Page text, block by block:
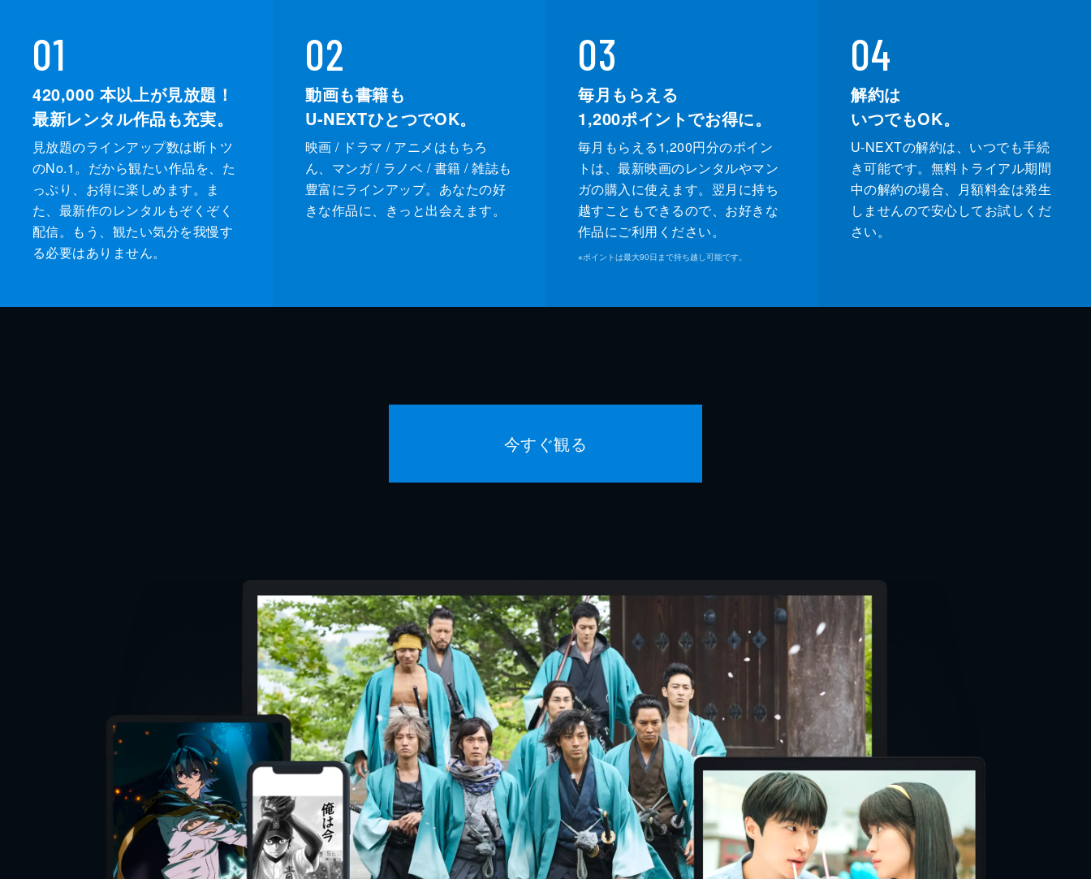
01
420,000 本以上が見放題！
最新レンタル作品も充実。
見放題のラインアップ数は断トツ
のNo.1。だから観たい作品を、た
っぷり、お得に楽しめます。ま
た、最新作のレンタルもぞくぞく
配信。もう、観たい気分を我慢す
る必要はありません。
02
動画も書籍も
U-NEXTひとつでOK。
映画 / ドラマ / アニメはもちろ
ん、マンガ / ラノベ / 書籍 / 雑誌も
豊富にラインアップ。あなたの好
きな作品に、きっと出会えます。
03
毎月もらえる
1,200ポイントでお得に。
毎月もらえる1,200円分のポイン
トは、最新映画のレンタルやマン
ガの購入に使えます。翌月に持ち
越すこともできるので、お好きな
作品にご利用ください。
※ポイントは最大90日まで持ち越し可能です。
04
解約は
いつでもOK。
U-NEXTの解約は、いつでも手続
き可能です。無料トライアル期間
中の解約の場合、月額料金は発生
しませんので安心してお試しくだ
さい。
今すぐ観る